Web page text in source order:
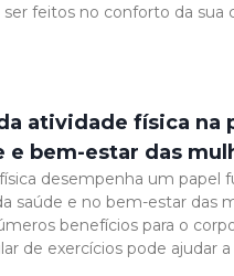
feitos no conforto da sua
atividade física na
e bem-estar das
desempenha um papel
saúde e no bem-estar das
benefícios para o
de exercícios pode ajudar